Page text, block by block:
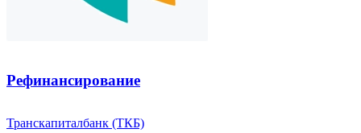
Рефинансирование
Транскапиталбанк (ТКБ)